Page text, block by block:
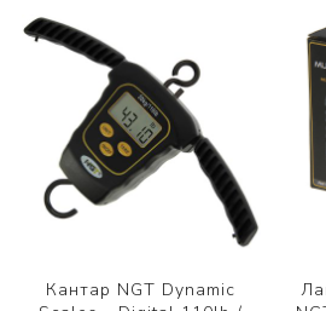
Кантар NGT Dynamic